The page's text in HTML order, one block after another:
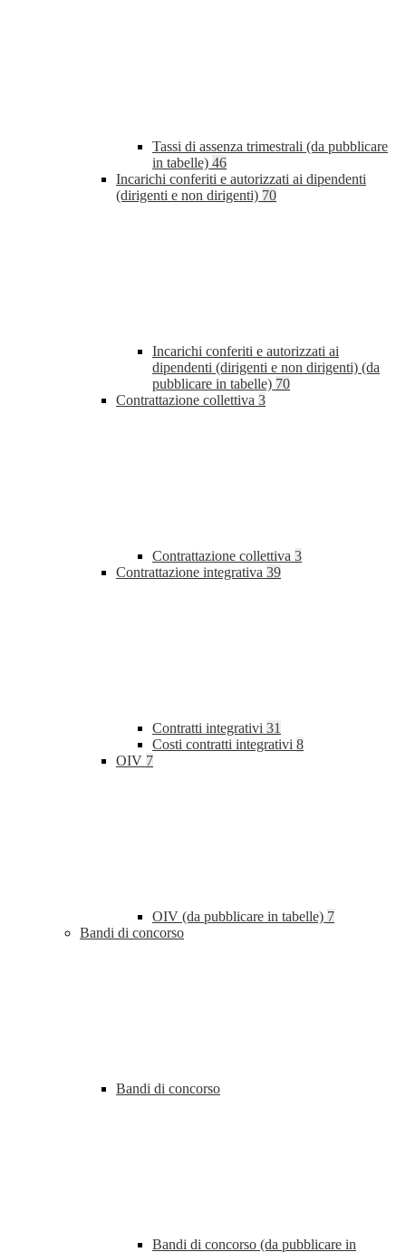
Tassi di assenza trimestrali (da pubblicare
in tabelle) 46
Incarichi conferiti e autorizzati ai dipendenti
(dirigenti e non dirigenti) 70
Incarichi conferiti e autorizzati ai
dipendenti (dirigenti e non dirigenti) (da
pubblicare in tabelle) 70
Contrattazione collettiva 3
Contrattazione collettiva 3
Contrattazione integrativa 39
Contratti integrativi 31
Costi contratti integrativi 8
OIV 7
OIV (da pubblicare in tabelle) 7
Bandi di concorso
Bandi di concorso
Bandi di concorso (da pubblicare in